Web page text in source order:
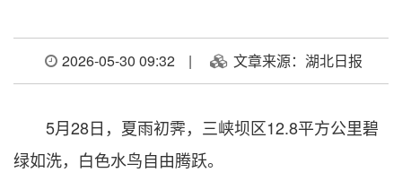
2026-05-30 09:32 | 文章来源：湖北日报
5月28日，夏雨初霁，三峡坝区12.8平方公里碧
绿如洗，白色水鸟自由腾跃。